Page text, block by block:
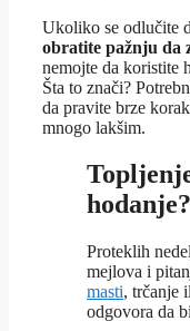
Ukoliko se odlučite
obratite pažnju da
nemojte da koristite
Šta to znači?
da pravite brze
mnogo lakšim.
hodanje?
Proteklih
mejlova i
masti, trčanje
odgovora da